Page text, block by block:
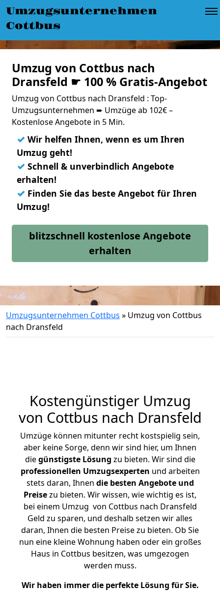
Umzugsunternehmen
Cottbus
Umzug von Cottbus nach
Dransfeld ☛ 100 % Gratis-Angebot
Umzug von Cottbus nach Dransfeld : Top-
Umzugsunternehmen ➨ Umzüge ab 102€ –
Kostenlose Angebote in 5 Min.
✓ Wir helfen Ihnen, wenn es um Ihren
Umzug geht!
✓ Schnell & unverbindlich Angebote
erhalten!
✓ Finden Sie das beste Angebot für Ihren
Umzug!
blitzschnell kostenlose Angebote
erhalten
Umzugsunternehmen Cottbus » Umzug von Cottbus
nach Dransfeld
Kostengünstiger Umzug
von Cottbus nach Dransfeld
Umzüge können mitunter recht kostspielig sein,
aber keine Sorge, denn wir sind hier, um Ihnen
diegünstigste Lösung zu bieten. Wir sind die
professionellen Umzugsexperten und arbeiten
stets daran, Ihnen die besten Angebote und
Preisezu bieten. Wir wissen, wie wichtig es ist,
bei einem Umzug von Cottbus nach Dransfeld
Geld zu sparen, und deshalb setzen wir alles
daran, Ihnen die besten Preise zu bieten. Ob Sie
nun eine kleine Wohnung haben oder ein großes
Haus in Cottbus besitzen, was umgezogen
werden muss.
Wir haben immer die perfekte Lösung für Sie.